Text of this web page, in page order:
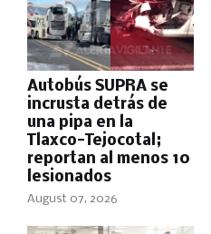
Autobús SUPRA se
incrusta detrás de
una pipa en la
Tlaxco-Tejocotal;
reportan al menos 10
lesionados
August 07, 2026